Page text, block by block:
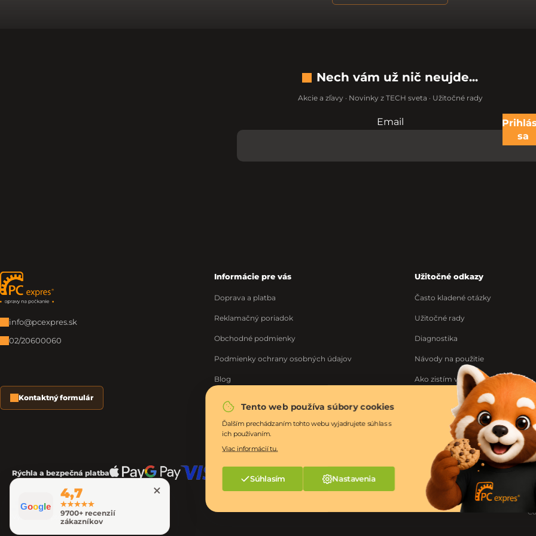
Tento web používa súbory cookies
Ďalším prechádzaním tohto webu vyjadrujete súhlas s
ich používaním.
Viac informácií tu.
Súhlasím Nastavenia
Nech vám už nič neujde...
Akcie a zľavy · Novinky z TECH sveta · Užitočné rady
Nevypĺňajte toto pole:
Email
sa
Zápätie
info@pcexpres.sk
02/20600060
Kontaktný formulár
Informácie pre vás
Doprava a platba
Reklamačný poriadok
Obchodné podmienky
Podmienky ochrany osobných údajov
Blog
O nás
Moja objednávka
Užitočné odkazy
Často kladené otázky
Užitočné rady
Diagnostika
Návody na použitie
Ako zistím výrobné číslo
Ponuka práce
Rýchla a bezpečná platba
Vytvoril Shoptet Premium
Google
4,7
9700+ recenzií
zákazníkov